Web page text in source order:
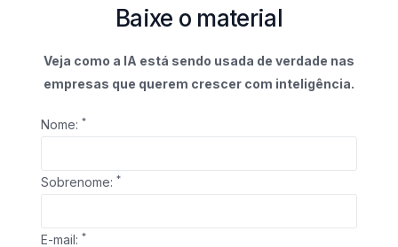
Baixe o material
Veja como a IA está sendo usada de verdade nas
empresas que querem crescer com inteligência.
Nome:*
Sobrenome:*
E-mail:*